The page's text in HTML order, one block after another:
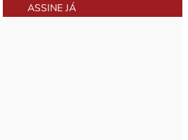
ASSINE JÁ